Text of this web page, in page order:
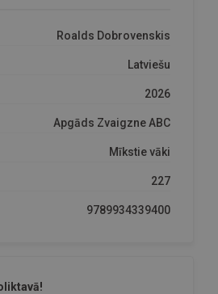
Roalds Dobrovenskis
Latviešu
2026
Apgāds Zvaigzne ABC
Mīkstie vāki
227
9789934339400